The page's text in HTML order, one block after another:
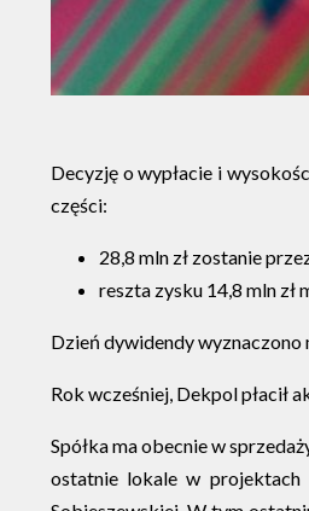
Decyzję o wypłacie i
części:
28,8 mln zł zostanie
reszta zysku 14,8 mln zł
Dzień dywidendy wyznaczono
Rok wcześniej, Dekpol płacił
Spółka ma obecnie w
ostatnie lokale w projektach